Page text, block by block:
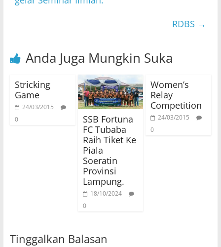
RDBS →
Anda Juga Mungkin Suka
Stricking
Game
24/03/2015
0
SSB Fortuna
FC Tubaba
Raih Tiket Ke
Piala
Soeratin
Provinsi
Lampung.
18/10/2024
0
Women’s
Relay
Competition
24/03/2015
0
Tinggalkan Balasan